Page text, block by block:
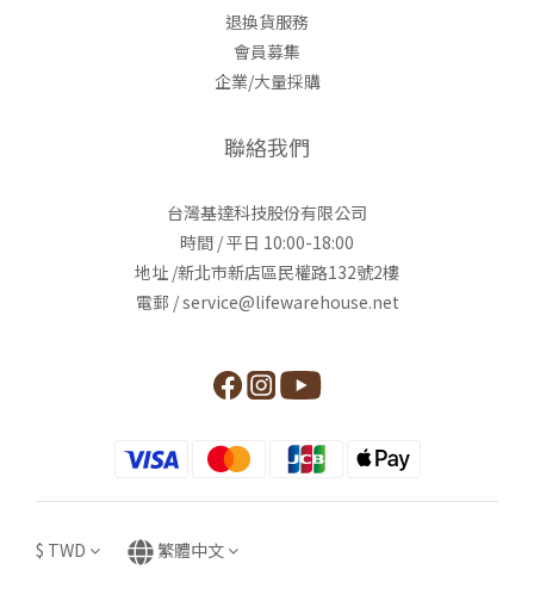
退換貨服務
會員募集
企業/大量採購
聯絡我們
台灣基達科技股份有限公司
時間 / 平日 10:00-18:00
地址 /新北市新店區民權路132號2樓
電郵 / service@lifewarehouse.net
$ TWD 繁體中文